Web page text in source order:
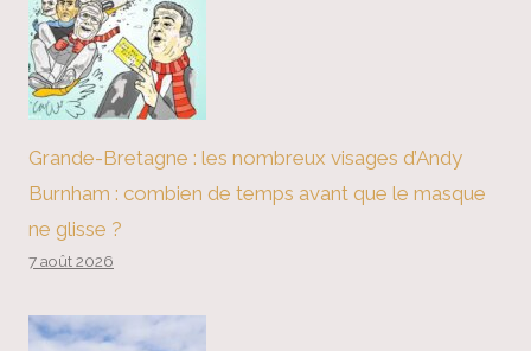
Grande-Bretagne : les nombreux visages d’Andy
Burnham : combien de temps avant que le masque
ne glisse ?
7 août 2026